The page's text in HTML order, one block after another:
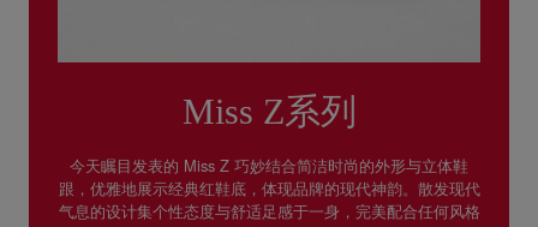
Miss Z系列
今天瞩目发表的 Miss Z 巧妙结合简洁时尚的外形与立体鞋
跟，优雅地展示经典红鞋底，体现品牌的现代神韵。散发现代
气息的设计集个性态度与舒适足感于一身，完美配合任何风格